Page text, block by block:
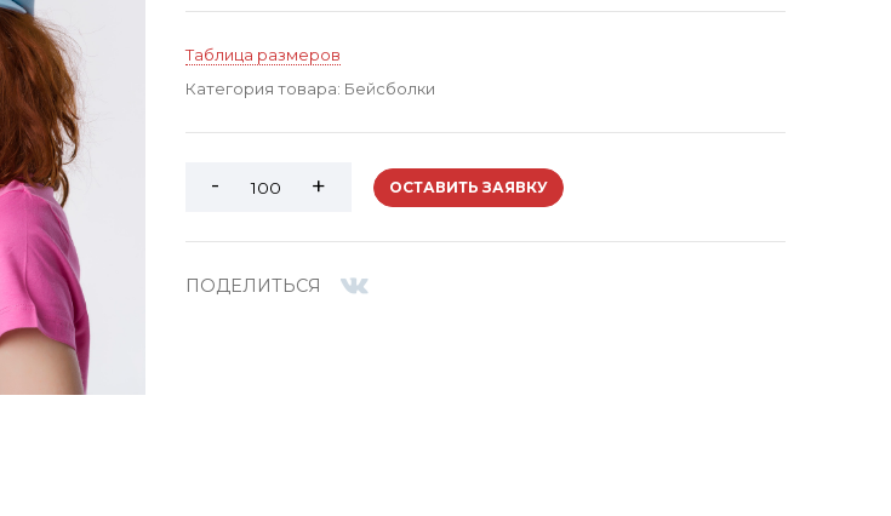
Таблица размеров
Категория товара: Бейсболки
ОСТАВИТЬ ЗАЯВКУ
ПОДЕЛИТЬСЯ